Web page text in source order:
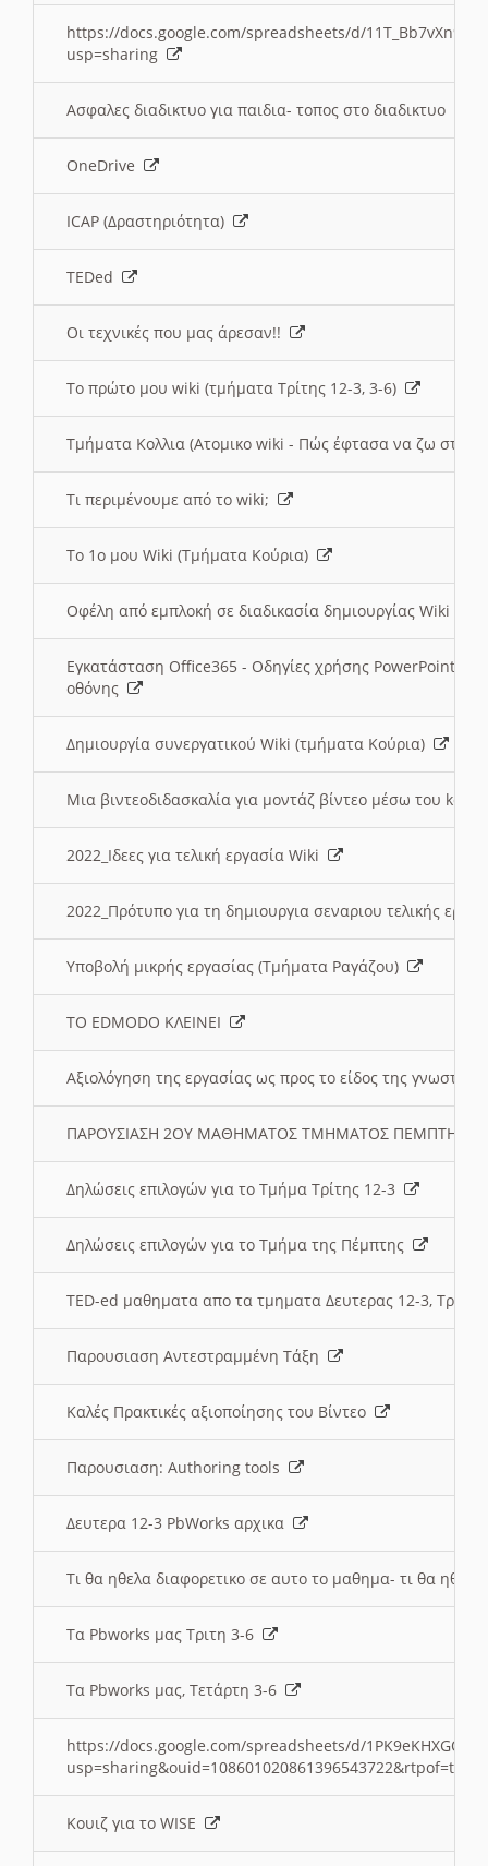
https://docs.google.com/spreadsheets/d/
usp=sharing
Ασφαλες διαδικτυο για παιδια- τοπος στο διαδικτυο
OneDrive
ICAP (Δραστηριότητα)
TEDed
Οι τεχνικές που μας άρεσαν!!
Το πρώτο μου wiki (τμήματα Τρίτης 12-3, 3-6)
Τμήματα Κολλια (Ατομικο wiki - Πώς έφτασα να ζω στην
Τι περιμένουμε από το wiki;
Το 1ο μου Wiki (Τμήματα Κούρια)
Οφέλη από εμπλοκή σε διαδικασία δημιουργίας Wiki
Εγκατάσταση Office365 - Οδηγίες χρήσης PowerPoint
οθόνης
Δημιουργία συνεργατικού Wiki (τμήματα Κούρια)
Μια βιντεοδιδασκαλία για μοντάζ βίντεο μέσω του
2022_Ιδεες για τελική εργασία Wiki
2022_Πρότυπο για τη δημιουργια σεναριου τελικής
Υποβολή μικρής εργασίας (Τμήματα Ραγάζου)
ΤΟ EDMODO ΚΛΕΙΝΕΙ
Αξιολόγηση της εργασίας ως προς το είδος της
ΠΑΡΟΥΣΙΑΣΗ 2ΟΥ ΜΑΘΗΜΑΤΟΣ ΤΜΗΜΑΤΟΣ
Δηλώσεις επιλογών για το Τμήμα Τρίτης 12-3
Δηλώσεις επιλογών για το Τμήμα της Πέμπτης
TED-ed μαθηματα απο τα τμηματα Δευτερας 12-3,
Παρουσιαση Αντεστραμμένη Τάξη
Καλές Πρακτικές αξιοποίησης του Βίντεο
Παρουσιαση: Authoring tools
Δευτερα 12-3 PbWorks αρχικα
Τι θα ηθελα διαφορετικο σε αυτο το μαθημα- τι θα
Τα Pbworks μας Τριτη 3-6
Τα Pbworks μας, Τετάρτη 3-6
https://docs.google.com/spreadsheets/d/
Κουιζ για το WISE